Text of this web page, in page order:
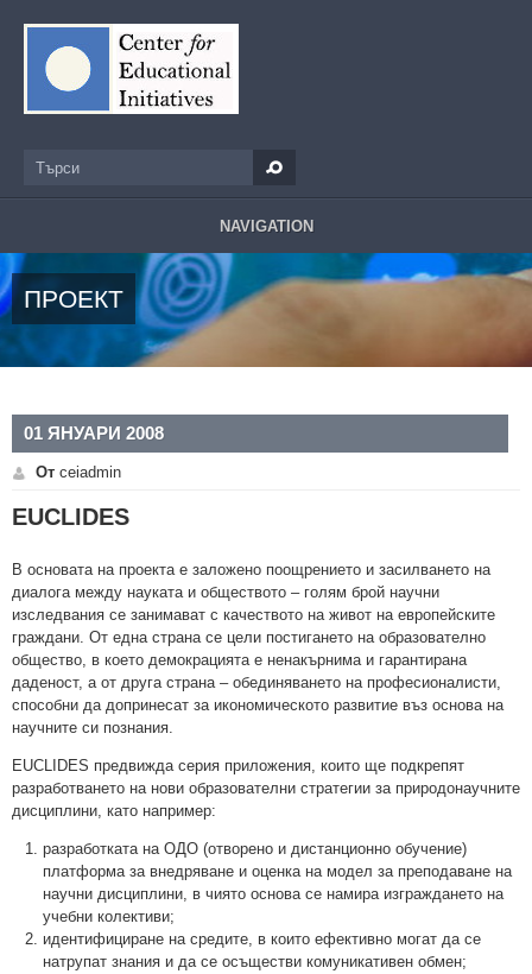
Търси
NAVIGATION
ПРОЕКТ
01 ЯНУАРИ 2008
От ceiadmin
EUCLIDES
В основата на проекта е заложено поощрението и засилването на
диалога между науката и обществото – голям брой научни
изследвания се занимават с качеството на живот на европейските
граждани. От една страна се цели постигането на образователно
общество, в което демокрацията е ненакърнима и гарантирана
даденост, а от друга страна – обединяването на професионалисти,
способни да допринесат за икономическото развитие въз основа на
научните си познания.
EUCLIDES предвижда серия приложения, които ще подкрепят
разработването на нови образователни стратегии за природонаучните
дисциплини, като например:
разработката на ОДО (отворено и дистанционно обучение)
платформа за внедряване и оценка на модел за преподаване на
научни дисциплини, в чиято основа се намира изграждането на
учебни колективи;
идентифициране на средите, в които ефективно могат да се
натрупат знания и да се осъществи комуникативен обмен;